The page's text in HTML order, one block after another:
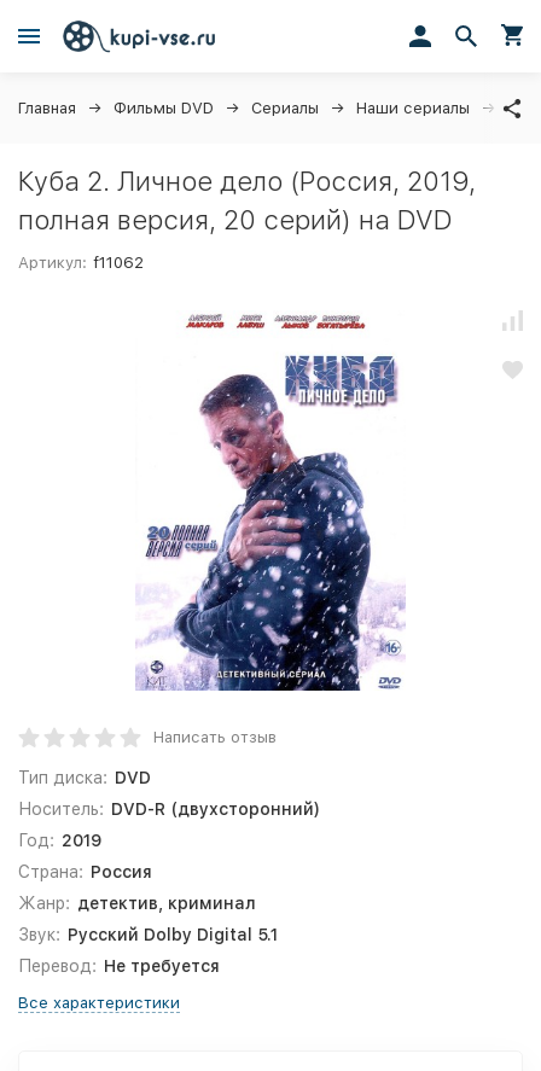
Главная Фильмы DVD Сериалы Наши сериалы
Куба 2. Личное дело (Россия, 2019,
полная версия, 20 серий) на DVD
Артикул: f11062
Написать отзыв
Тип диска: DVD
Носитель: DVD-R (двухсторонний)
Год: 2019
Страна: Россия
Жанр: детектив, криминал
Звук: Русский Dolby Digital 5.1
Перевод: Не требуется
Все характеристики